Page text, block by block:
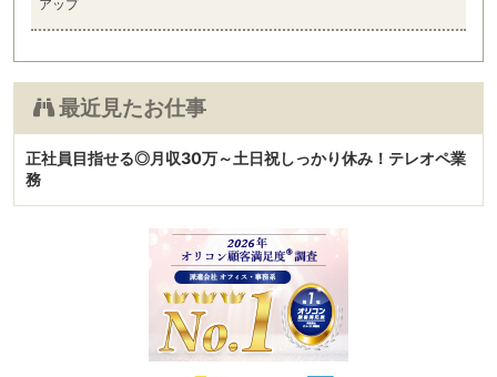
アップ
最近見たお仕事
正社員目指せる◎月収30万～土日祝しっかり休み！テレオペ業
務